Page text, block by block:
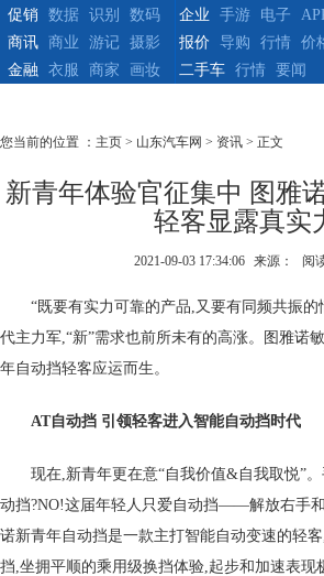
促销
数据 识别 数码
企业
手游 电子
商讯
商业 游记
摄影
金融
衣服 商家 画妆
报价 导购 行情
价
二手车
行情 要闻
您当前的位置 ： 主页 > 山东汽车网 > 资讯 > 正文
新青年体验官征集中 图雅
轻客显露真实
2021-09-03 17:34:06 来源： 阅
“既要有实力可靠的产品,又要有同频共振
代主力军,“新”需求也前所未有的高涨。图雅诺
年自动挡轻客应运而生。
AT自动挡 引领轻客进入智能自动挡时代
现在,新青年更在意“自我价值&自我取悦”
动挡?NO!这届年轻人只爱自动挡——解放右手
诺新青年自动挡是一款主打智能自动变速的轻
挡,坐拥平顺的乘用级换挡体验,起步和加速表现